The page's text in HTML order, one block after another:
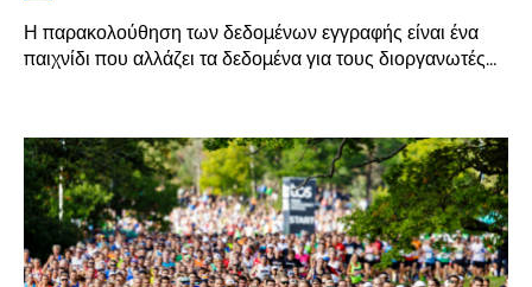
Η παρακολούθηση των δεδομένων εγγραφής είναι ένα
παιχνίδι που αλλάζει τα δεδομένα για τους διοργανωτές